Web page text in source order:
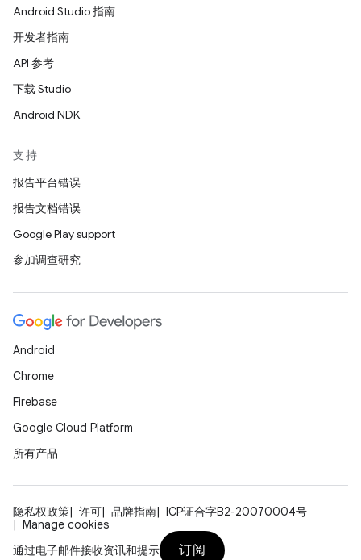
Android Studio 指南
开发者指南
API 参考
下载 Studio
Android NDK
支持
报告平台错误
报告文档错误
Google Play support
参加调查研究
Android
Chrome
Firebase
Google Cloud Platform
所有产品
隐私权政策 许可 品牌指南
ICP证合字B2-20070004号
Manage cookies
通过电子邮件接收资讯和提示
订阅